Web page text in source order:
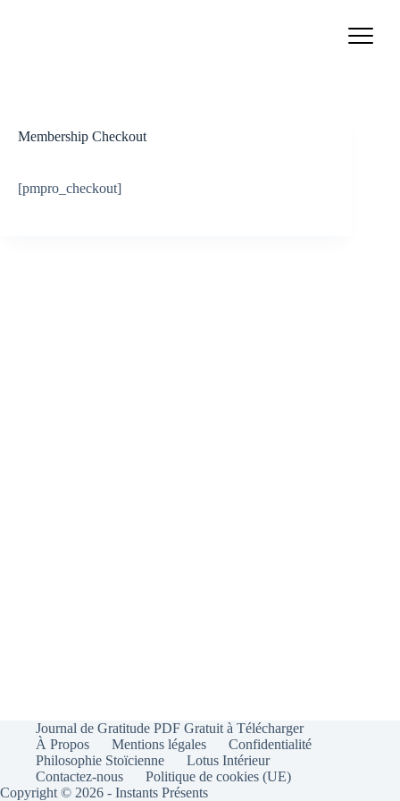
Membership Checkout
[pmpro_checkout]
Journal de Gratitude PDF Gratuit à Télécharger
À Propos
Mentions légales
Confidentialité
Philosophie Stoïcienne
Lotus Intérieur
Contactez-nous
Politique de cookies (UE)
Copyright © 2026 - Instants Présents